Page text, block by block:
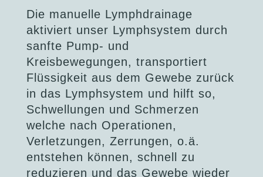
Frauenbegleitung
Meine Methoden
Über mich
Preise
Die manuelle Lymphdrainage
aktiviert unser Lymphsystem durch
sanfte Pump- und
Kreisbewegungen, transportiert
Flüssigkeit aus dem Gewebe zurück
in das Lymphsystem und hilft so,
Schwellungen und Schmerzen
welche nach Operationen,
Verletzungen, Zerrungen, o.ä.
entstehen können, schnell zu
reduzieren und das Gewebe wieder